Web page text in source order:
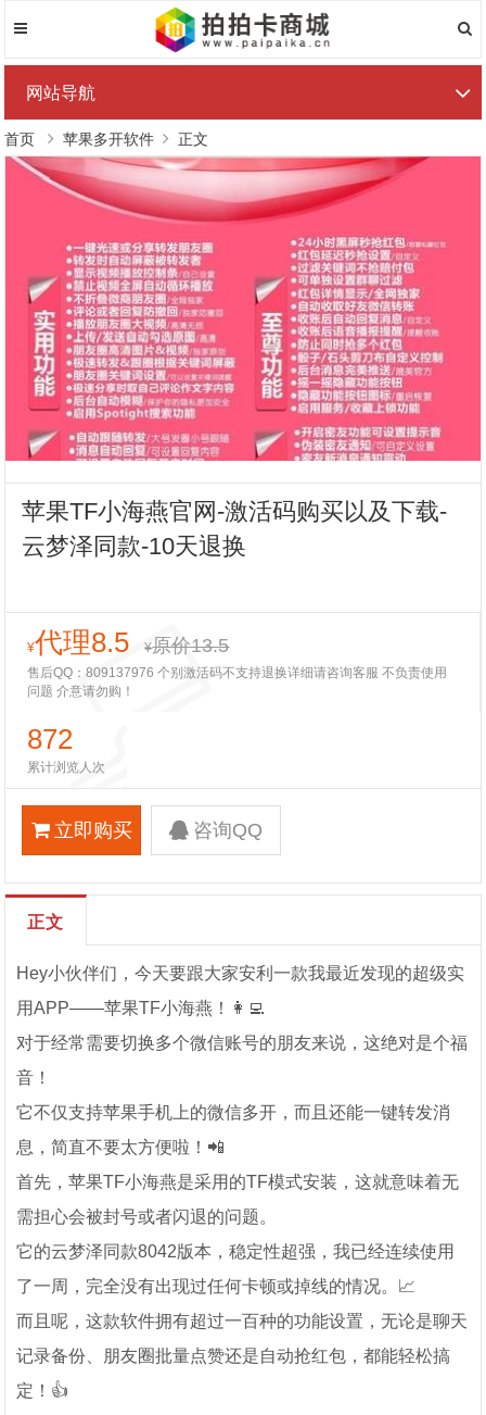
网站导航
首页 苹果多开软件 正文
苹果TF小海燕官网-激活码购买以及下载-
云梦泽同款-10天退换
¥代理8.5 ¥原价13.5
售后QQ：809137976 个别激活码不支持退换详细请咨询客服 不负责使用
问题 介意请勿购！
872
累计浏览人次
立即购买 咨询QQ
正文
Hey小伙伴们，今天要跟大家安利一款我最近发现的超级实
用APP——苹果TF小海燕！👩‍💻
对于经常需要切换多个微信账号的朋友来说，这绝对是个福
音！
它不仅支持苹果手机上的微信多开，而且还能一键转发消
息，简直不要太方便啦！📲
首先，苹果TF小海燕是采用的TF模式安装，这就意味着无
需担心会被封号或者闪退的问题。
它的云梦泽同款8042版本，稳定性超强，我已经连续使用
了一周，完全没有出现过任何卡顿或掉线的情况。📈
而且呢，这款软件拥有超过一百种的功能设置，无论是聊天
记录备份、朋友圈批量点赞还是自动抢红包，都能轻松搞
定！👍